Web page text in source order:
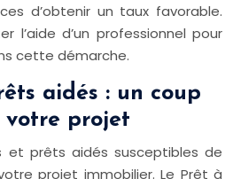
d’obtenir un taux favorable.
l’aide d’un professionnel pour
cette démarche.
aidés : un coup
votre projet
et prêts aidés susceptibles de
projet immobilier. Le Prêt à